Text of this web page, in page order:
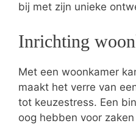
bij met zijn unieke
Inrichting
Met een woonkamer
maakt het verre van
tot keuzestress. Een
oog hebben voor